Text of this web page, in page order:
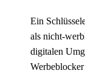
Ein
als nicht-
digitalen